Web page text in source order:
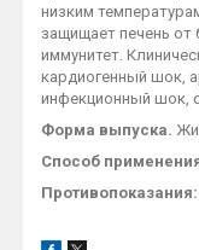
низким
защищает печень от
иммунитет.
кардиогенный шок,
инфекционный шок,
Форма выпуска.
Способ
Противопоказания: